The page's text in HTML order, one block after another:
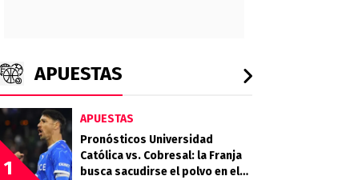
APUESTAS
1
APUESTAS
Pronósticos Universidad
Católica vs. Cobresal: la Franja
busca sacudirse el polvo en el